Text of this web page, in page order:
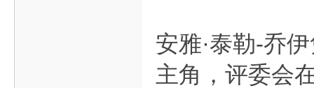
安雅·泰勒-乔
主角，评委会